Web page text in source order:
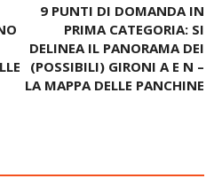
9 PUNTI DI DOMANDA IN
PRIMA CATEGORIA: SI
DELINEA IL PANORAMA DEI
(POSSIBILI) GIRONI A E N –
LA MAPPA DELLE PANCHINE